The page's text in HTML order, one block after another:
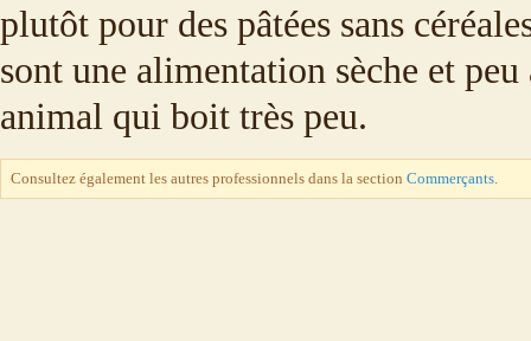
plutôt pour des pâtées sans
sont une alimentation sèche et peu
animal qui boit très peu.
Consultez également les autres professionnels dans la section Commerçants.